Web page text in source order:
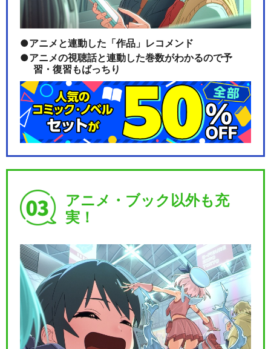
アニメと連動した「作品」レコメンド
アニメの視聴話と連動した巻数がわかるので予
習・復習もばっちり
アニメ・ブック以外も充
実！